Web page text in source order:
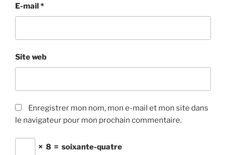
E-mail*
Site web
Enregistrer mon nom, mon e-mail et mon site dans
le navigateur pour mon prochain commentaire.
× 8 = soixante-quatre